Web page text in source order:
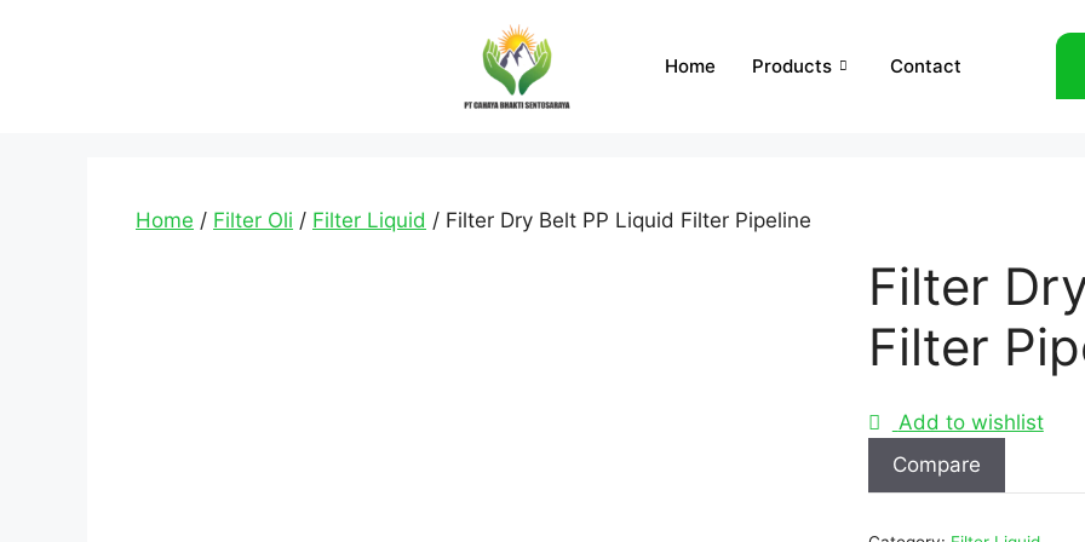
Home Products Contact
Home / Filter Oli / Filter Liquid / Filter Dry Belt PP Liquid Filter Pipeline
Filter
Filter
Add to wishlist
Compare